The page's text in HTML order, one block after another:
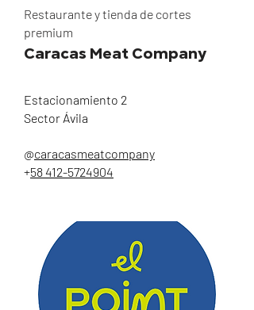
Restaurante y tienda de cortes
premium
Caracas Meat Company
Estacionamiento 2
Sector Ávila
@caracasmeatcompany
+58 412-5724904